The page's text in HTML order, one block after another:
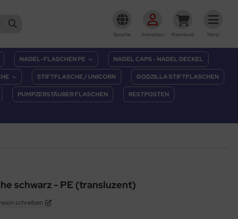
Sprache Anmelden Warenkorb Menü
NADEL-FLASCHEN PE NADEL CAPS - NADEL DECKEL
STIFTFLASCHE / UNICORN GODZILLA STIFTFLASCHEN
PUMPZERSTÄUBER FLASCHEN RESTPOSTEN
schwarz - PE (transluzent)
schreiben